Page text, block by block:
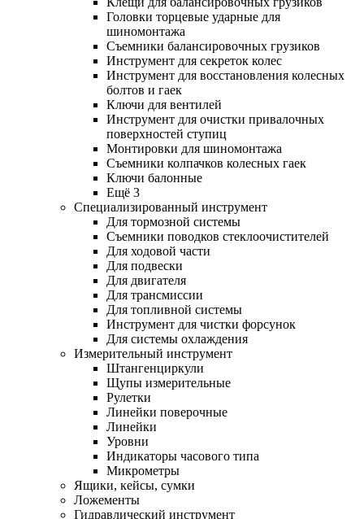
Головки торцевые ударные для
шиномонтажа
Съемники балансировочных грузиков
Инструмент для секреток колес
Инструмент для восстановления колесных
болтов и гаек
Ключи для вентилей
Инструмент для очистки привалочных
поверхностей ступиц
Монтировки для шиномонтажа
Съемники колпачков колесных гаек
Ключи балонные
Ещё 3
Специализированный инструмент
Для тормозной системы
Съемники поводков стеклоочистителей
Для ходовой части
Для подвески
Для двигателя
Для трансмиссии
Для топливной системы
Инструмент для чистки форсунок
Для системы охлаждения
Измерительный инструмент
Штангенциркули
Щупы измерительные
Рулетки
Линейки поверочные
Линейки
Уровни
Индикаторы часового типа
Микрометры
Ящики, кейсы, сумки
Ложементы
Гидравлический инструмент